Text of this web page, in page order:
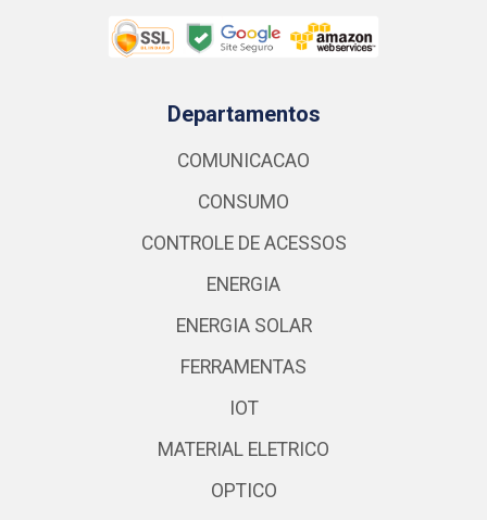
Departamentos
COMUNICACAO
CONSUMO
CONTROLE DE ACESSOS
ENERGIA
ENERGIA SOLAR
FERRAMENTAS
IOT
MATERIAL ELETRICO
OPTICO